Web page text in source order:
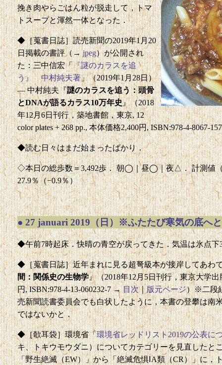
挽き肉やらごはん粒が脱走して，トマ
トスープと渾然一体となった．
◆［蒐書日誌］読売新聞の2019年1月20
日掲載の書評（→jpeg）が公開され
た：三中信宏「『謎のカラスを追
う』 中村純夫著」（2019年1月28日）
— 中村純夫『謎のカラスを追う：頭骨
とDNAが語るカラス10万年史』（2018
年12月6日刊行，築地書館，東京, 12
color plates + 268 pp., 本体価格2,400円, ISBN:978-4-8067-
◆読む日々はまだ始まったばかり．
◇本日の総歩数＝3,492歩． 朝◯｜昼◯｜夜△． 計測値（
27.9％（−0.9％）
● 27 januari 2019（日）※ふたたび寒気の底へと
◆午前7時起床．快晴の青空が戻ってきた．気温は氷点下
◆［蒐書日誌］近年まれに見る超弩級本が接岸してあわ
間：関係史の生物学』（2018年12月5日刊行，東京大学
円, ISBN:978-4-13-060232-7 →目次｜版元ページ）※二段
売新聞読書委員会でも白状したように，本書の登攀は南
ではないかと．
◆［欹耳袋］環境省「環境省レッドリスト2019の公表に
キ、トキウモウダニ）についてカテゴリーを見直した
「野生絶滅（EW）」から「絶滅危惧ⅠA類（CR）」に，